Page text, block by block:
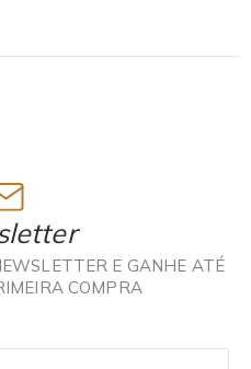
E GANHE ATÉ
COMPRA